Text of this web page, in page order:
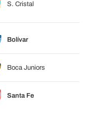
S. Cristal
Bolívar
Boca Juniors
Santa Fe